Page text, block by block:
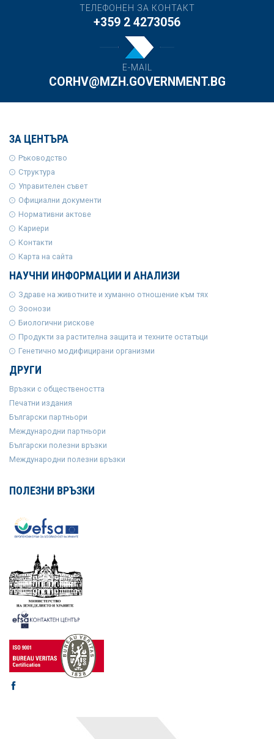
ТЕЛЕФОНЕН ЗА КОНТАКТ
+359 2 4273056
E-MAIL
CORHV@MZH.GOVERNMENT.BG
ЗА ЦЕНТЪРА
Ръководство
Структура
Управителен съвет
Официални документи
Нормативни актове
Кариери
Контакти
Карта на сайта
НАУЧНИ ИНФОРМАЦИИ И АНАЛИЗИ
Здраве на животните и хуманно отношение към тях
Зоонози
Биологични рискове
Продукти за растителна защита и техните остатъци
Генетично модифицирани организми
ДРУГИ
Връзки с обществеността
Печатни издания
Български партньори
Международни партньори
Български полезни връзки
Международни полезни връзки
ПОЛЕЗНИ ВРЪЗКИ